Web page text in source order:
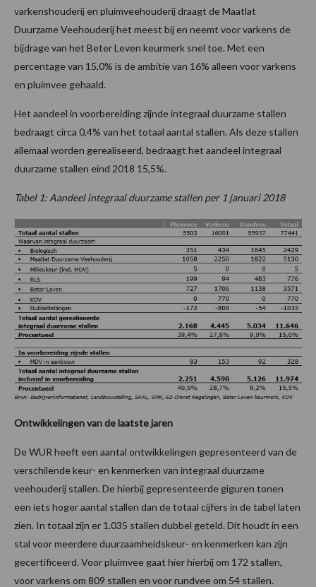
varkenshouderij en pluimveehouderij draagt de Maatlat
Duurzame Veehouderij het meest bij en neemt voor varkens de
bijdrage van het Beter Leven keurmerk snel toe. Met een
percentage van 15,0% is de ambitie van 16% alleen voor varkens
en pluimvee gehaald.
Het aandeel in voorbereiding zijnde integraal duurzame stallen
bedraagt circa 0,4% van het totaal aantal stallen. Als deze stallen
allemaal worden gerealiseerd, bedraagt het aandeel integraal
duurzame stallen eind 2018 15,5%.
Tabel 1: Aandeel integraal duurzame stallen per 1 januari 2018
Ontwikkelingen van de laatste jaren
De WUR heeft een aantal ontwikkelingen gepresenteerd van de
verschilende keur- en kenmerken van integraal duurzame
veehouderij stallen. De hierbij gepresenteerde giguren tonen
een iets hoger aantal stallen dan de totaal cijfers in de tabel laten
zien. In totaal zijn er 1.035 stallen dubbel geteld. Dit houdt in een
stal voor meerdere duurzaamheidskeur- en kenmerken kan zijn
gecertificeerd. Voor pluimvee gaat hier hierbij om 172 stallen,
voor varkens om 809 stallen en voor rundvee om 54 stallen.